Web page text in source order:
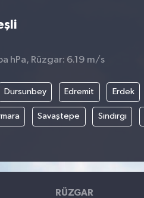
hPa, Rüzgar: 6.19 m/s
Dursunbey Edremit Erdek
Savaştepe Sındırgı
RÜZGAR